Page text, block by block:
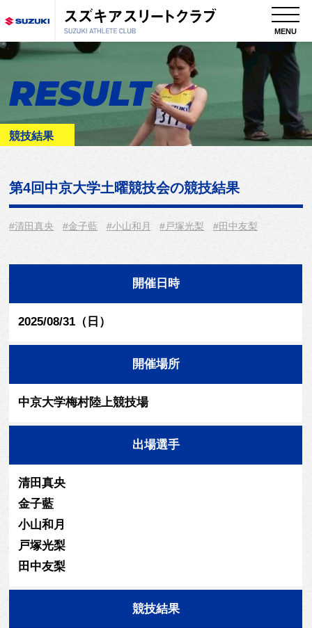
MENU
RESULT
競技結果
第4回中京大学土曜競技会の競技結果
#清田真央 #金子藍 #小山和月 #戸塚光梨 #田中友梨
開催日時
2025/08/31（日）
開催場所
中京大学梅村陸上競技場
出場選手
清田真央
金子藍
小山和月
戸塚光梨
田中友梨
競技結果